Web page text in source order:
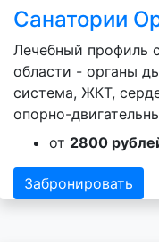
Санатории
Лечебный профиль
области - органы
система, ЖКТ,
опорно-
от 2800
Забронировать